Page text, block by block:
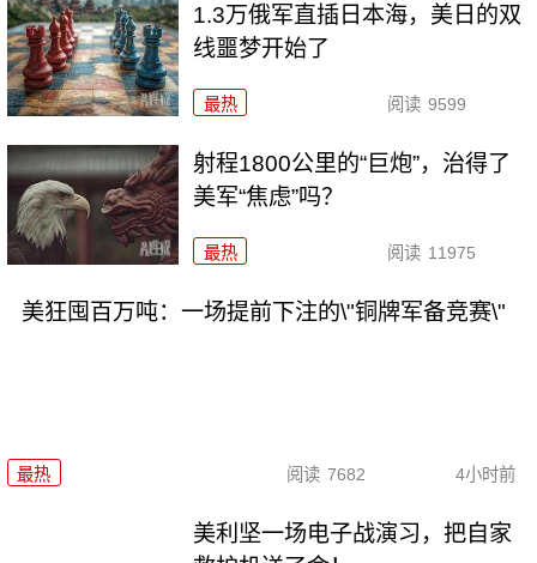
1.3万俄军直插日本海，美日的双
线噩梦开始了
最热 阅读 9599
射程1800公里的“巨炮”，治得了
美军“焦虑”吗？
最热 阅读 11975
美狂囤百万吨：一场提前下注的\"铜牌军备竞赛\"
最热 阅读 7682 4小时前
美利坚一场电子战演习，把自家